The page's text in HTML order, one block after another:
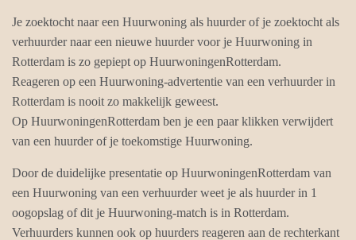
Je zoektocht naar een Huurwoning als huurder of je zoektocht als
verhuurder naar een nieuwe huurder voor je Huurwoning in
Rotterdam is zo gepiept op HuurwoningenRotterdam.
Reageren op een Huurwoning-advertentie van een verhuurder in
Rotterdam is nooit zo makkelijk geweest.
Op HuurwoningenRotterdam ben je een paar klikken verwijdert
van een huurder of je toekomstige Huurwoning.
Door de duidelijke presentatie op HuurwoningenRotterdam van
een Huurwoning van een verhuurder weet je als huurder in 1
oogopslag of dit je Huurwoning-match is in Rotterdam.
Verhuurders kunnen ook op huurders reageren aan de rechterkant